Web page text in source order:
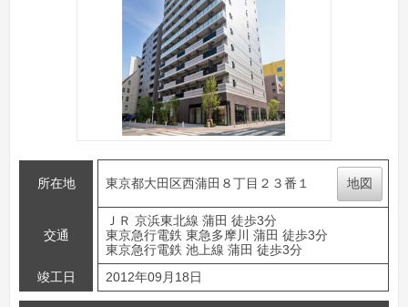
所在地 東京都大田区西蒲田８丁目２３番１ 地図
交通
ＪＲ 京浜東北線 蒲田 徒歩3分
東京急行電鉄 東急多摩川 蒲田 徒歩3分
東京急行電鉄 池上線 蒲田 徒歩3分
竣工日
2012年09月18日